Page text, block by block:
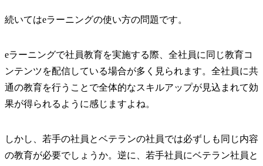
続いてはeラーニングの使い方の問題です。
eラーニングで社員教育を実施する際、全社員に同じ教育コ
ンテンツを配信している場合が多く見られます。全社員に共
通の教育を行うことで全体的なスキルアップが見込まれて効
果が得られるように感じますよね。
しかし、若手の社員とベテランの社員では必ずしも同じ内容
の教育が必要でしょうか。逆に、若手社員にベテラン社員と